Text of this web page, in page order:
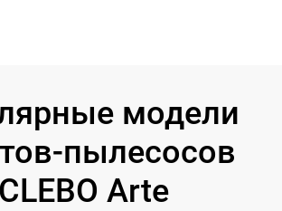
модели
пылесосов
Arte